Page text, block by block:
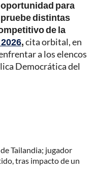
para
distintas
de la
,cita orbital, en
a los elencos
Democrática del
Tailandia; jugador
tras impacto de un